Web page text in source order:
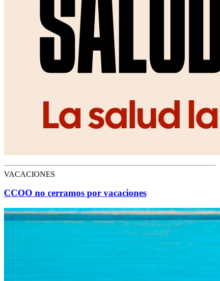
VACACIONES
CCOO no cerramos por vacaciones